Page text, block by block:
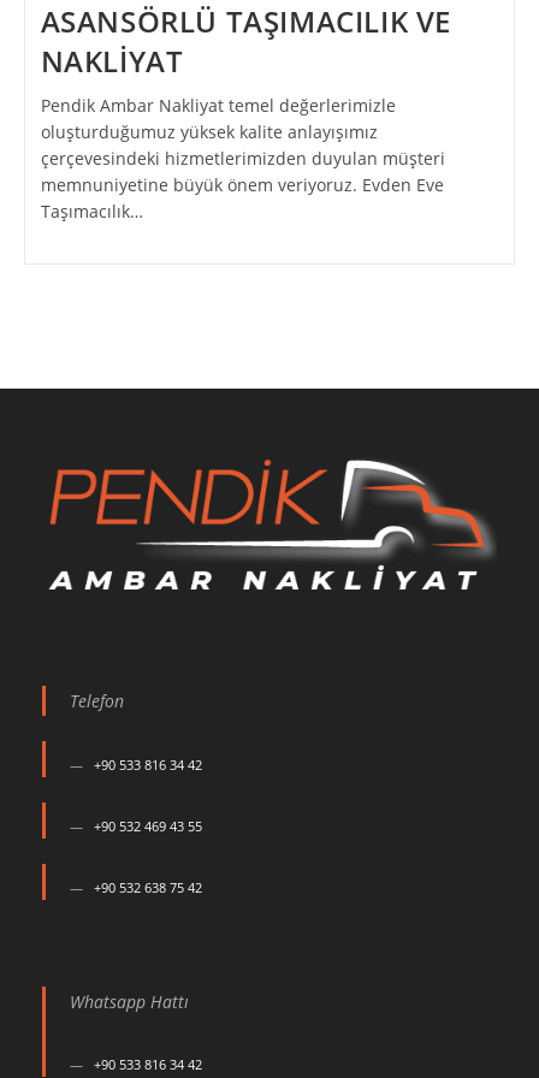
ASANSÖRLÜ TAŞIMACILIK VE
NAKLİYAT
Pendik Ambar Nakliyat temel değerlerimizle
oluşturduğumuz yüksek kalite anlayışımız
çerçevesindeki hizmetlerimizden duyulan müşteri
memnuniyetine büyük önem veriyoruz. Evden Eve
Taşımacılık…
Telefon
+90 533 816 34 42
+90 532 469 43 55
+90 532 638 75 42
Whatsapp Hattı
+90 533 816 34 42